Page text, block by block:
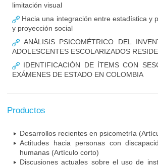
limitación visual
Hacia una integración entre estadística y
y proyección social
ANÁLISIS PSICOMÉTRICO DEL
ADOLESCENTES ESCOLARIZADOS
IDENTIFICACIÓN DE ÍTEMS CON
EXÁMENES DE ESTADO EN COLOMBIA
Productos
Desarrollos recientes en psicometría
Actitudes hacia personas con
humanas (Artículo corto)
Discusiones actuales sobre el uso de